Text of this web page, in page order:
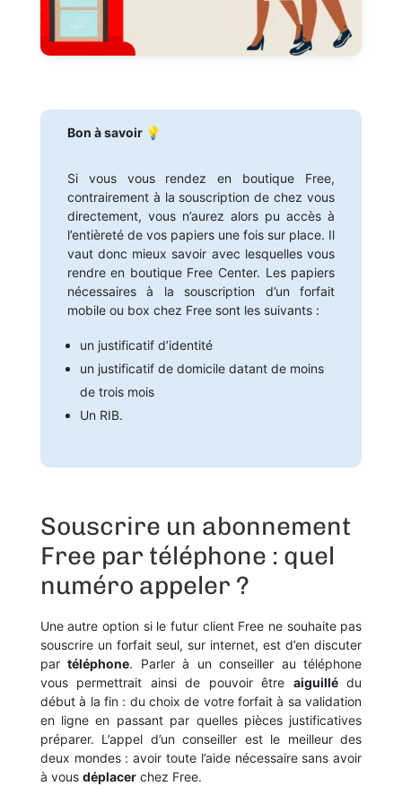
Bon à savoir 💡
Si vous vous rendez en boutique Free,
contrairement à la souscription de chez vous
directement, vous n’aurez alors pu accès à
l’entièreté de vos papiers une fois sur place. Il
vaut donc mieux savoir avec lesquelles vous
rendre en boutique Free Center. Les papiers
nécessaires à la souscription d’un forfait
mobile ou box chez Free sont les suivants :
un justificatif d’identité
un justificatif de domicile datant de moins
de trois mois
Un RIB.
Souscrire un abonnement
Free par téléphone : quel
numéro appeler ?
Une autre option si le futur client Free ne souhaite pas
souscrire un forfait seul, sur internet, est d’en discuter
partéléphone. Parler à un conseiller au téléphone
vous permettrait ainsi de pouvoir être aiguillédu
début à la fin : du choix de votre forfait à sa validation
en ligne en passant par quelles pièces justificatives
préparer. L’appel d’un conseiller est le meilleur des
deux mondes : avoir toute l’aide nécessaire sans avoir
à vous déplacerchez Free.